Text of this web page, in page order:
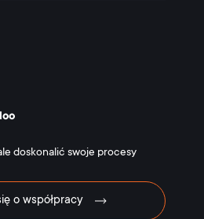
doskonalić swoje procesy
o współpracy